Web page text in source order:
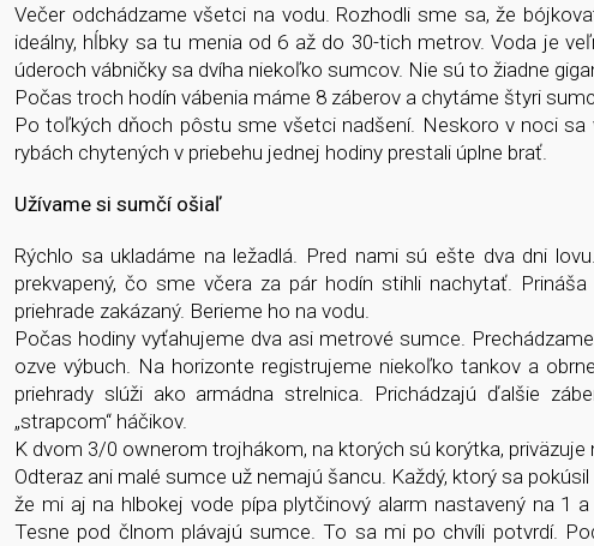
Večer odchádzame všetci na vodu. Rozhodli sme sa, že
ideálny, hĺbky sa tu menia od 6 až do 30-tich metrov. Voda je
úderoch vábničky sa dvíha niekoľko sumcov. Nie sú to žiadne
Počas troch hodín vábenia máme 8 záberov a chytáme štyri
Po toľkých dňoch pôstu sme všetci nadšení. Neskoro v noci
rybách chytených v priebehu jednej hodiny prestali úplne brať.
Užívame si sumčí ošiaľ
Rýchlo sa ukladáme na ležadlá. Pred nami sú ešte dva dni
prekvapený, čo sme včera za pár hodín stihli nachytať.
priehrade zakázaný. Berieme ho na vodu.
Počas hodiny vyťahujeme dva asi metrové sumce.
ozve výbuch. Na horizonte registrujeme niekoľko tankov a
priehrady slúži ako armádna strelnica. Prichádzajú ďalšie
„strapcom“ háčikov.
K dvom 3/0 ownerom trojhákom, na ktorých sú korýtka,
Odteraz ani malé sumce už nemajú šancu. Každý, ktorý sa
že mi aj na hlbokej vode pípa plytčinový alarm nastavený na 1
Tesne pod člnom plávajú sumce. To sa mi po chvíli potvrdí.